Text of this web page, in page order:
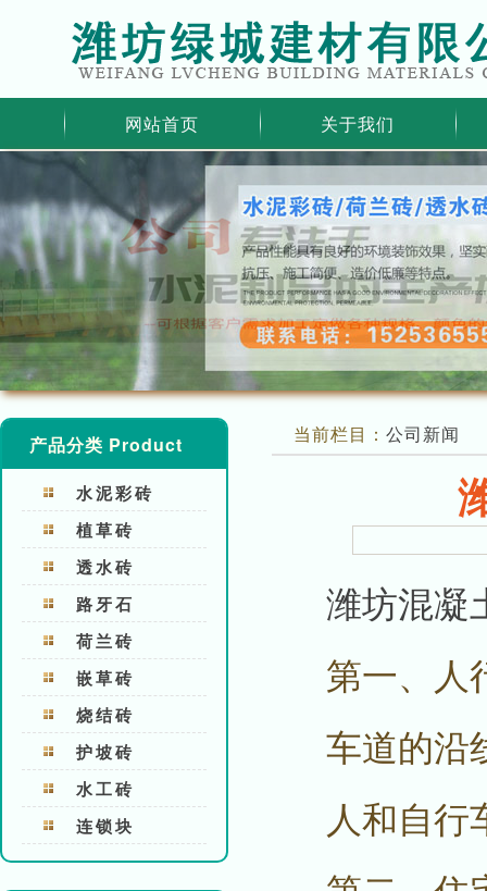
网站首页 关于我们
产品分类 Product
水泥彩砖
植草砖
透水砖
路牙石
荷兰砖
嵌草砖
烧结砖
护坡砖
水工砖
连锁块
当前栏目： 公司新闻
潍坊混凝
第一、人
车道的沿
人和自